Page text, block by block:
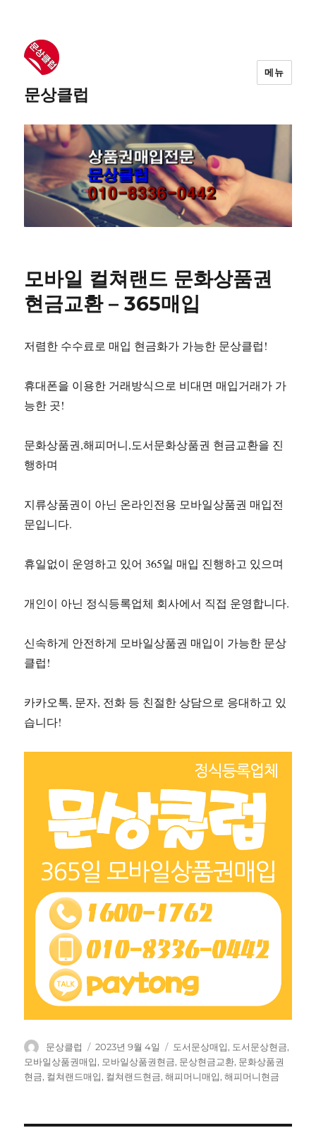
문상클럽
메뉴
모바일 컬쳐랜드 문화상품권
현금교환 – 365매입
저렴한 수수료로 매입 현금화가 가능한 문상클럽!
휴대폰을 이용한 거래방식으로 비대면 매입거래가 가
능한 곳!
문화상품권,해피머니,도서문화상품권 현금교환을 진
행하며
지류상품권이 아닌 온라인전용 모바일상품권 매입전
문입니다.
휴일없이 운영하고 있어 365일 매입 진행하고 있으며
개인이 아닌 정식등록업체 회사에서 직접 운영합니다.
신속하게 안전하게 모바일상품권 매입이 가능한 문상
클럽!
카카오톡, 문자, 전화 등 친절한 상담으로 응대하고 있
습니다!
글
쓴
이
문상클럽
작
성
일
2023년 9월 4일
태
그
도서문상매입, 도서문상현금,
모바일상품권매입, 모바일상품권현금, 문상현금교환, 문화상품권
현금, 컬쳐랜드매입, 컬쳐랜드현금,해피머니매입,해피머니현금